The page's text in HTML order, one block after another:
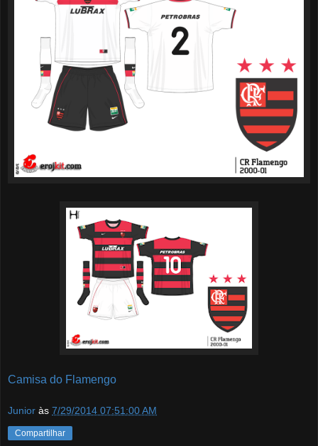
Camisa do Flamengo
Junior às 7/29/2014 07:51:00 AM
Compartilhar